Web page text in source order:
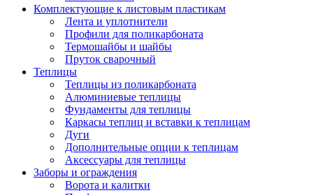
Комплектующие к листовым пластикам
Лента и уплотнители
Профили для поликарбоната
Термошайбы и шайбы
Пруток сварочный
Теплицы
Теплицы из поликарбоната
Алюминиевые теплицы
Фундаменты для теплицы
Каркасы теплиц и вставки к теплицам
Дуги
Дополнительные опции к теплицам
Аксессуары для теплицы
Заборы и ограждения
Ворота и калитки